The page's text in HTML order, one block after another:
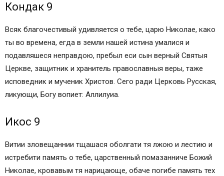
Кондак 9
Всяк благочестивый удивляется о тебе, царю Николае, како
ты во времена, егда в земли нашей истина умалися и
подавляшеся неправдою, пребыл еси сын верный Святыя
Церкве, защитник и хранитель православныя веры, таже
исповедник и мученик Христов. Сего ради Церковь Русская,
ликующи, Богу вопиет: Аллилуиа.
Икос 9
Витии зловещаннии тщашася оболгати тя лжою и лестию и
истребити память о тебе, царственный помазанниче Божий
Николае, кровавым тя нарицающе, обаче погибе память тех